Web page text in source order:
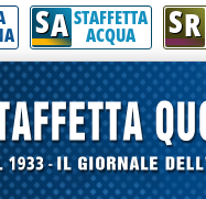
SA STAFFETTA
ACQUA SR